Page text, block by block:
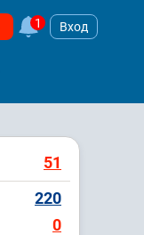
1 Вход
51
220
0